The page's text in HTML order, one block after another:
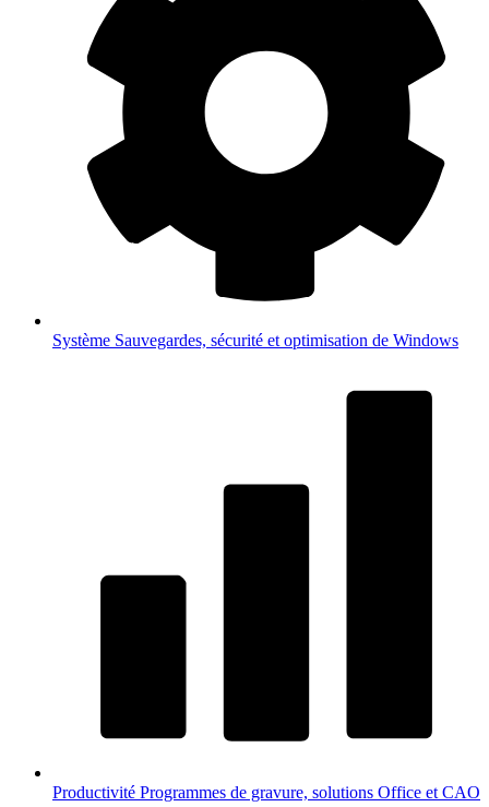
Système Sauvegardes, sécurité et optimisation de Windows
Productivité Programmes de gravure, solutions Office et CAO